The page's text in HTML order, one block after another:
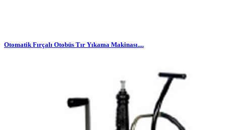
Otomatik Fırçalı Otobüs Tır Yıkama Makinası....